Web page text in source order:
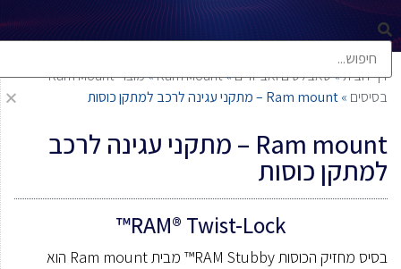
דף הבית»טאבלטים ואביזרים»
Ram Mount
»
מוצרי Ram Mount
בסיסים »Ram mount – מתקני עגינה לרכב למתקן כוסות
Ram mount – מתקני עגינה לרכב
למתקן כוסות
RAM® Twist-Lock™
בסיס מחזיק הכוסות RAM Stubby™ מבית Ram mount הוא